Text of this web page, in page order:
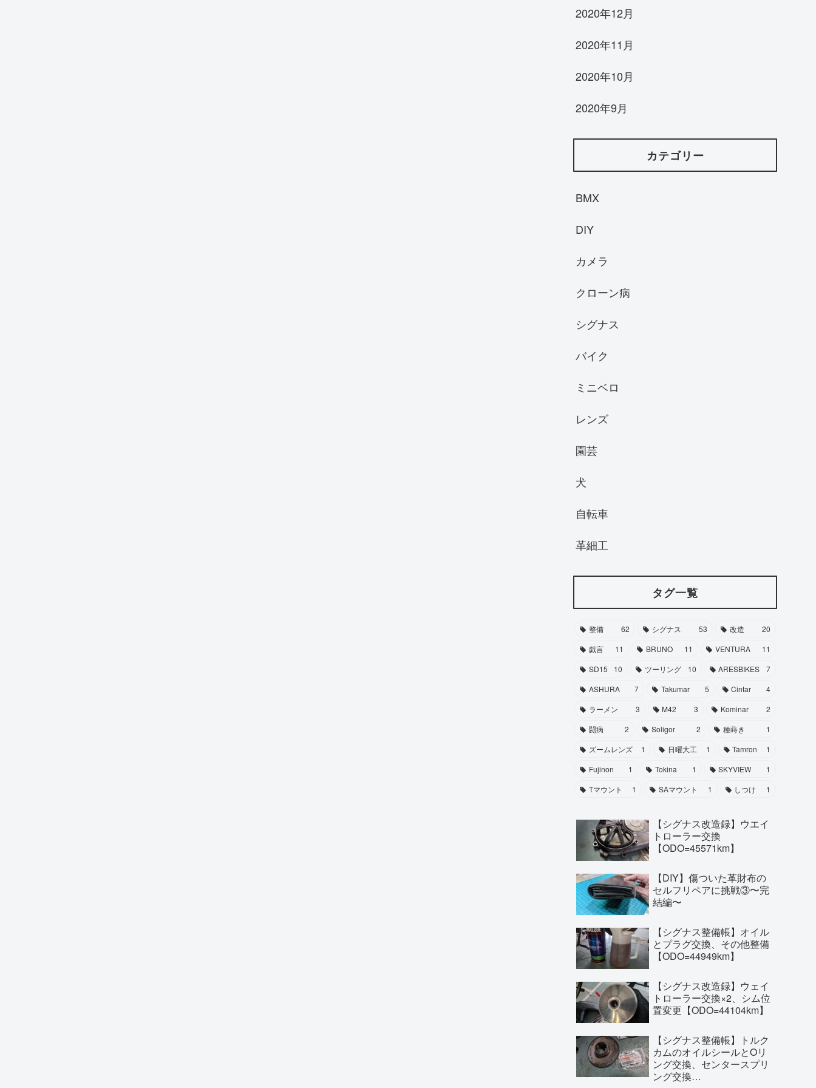
2020年12月
2020年11月
2020年10月
2020年9月
カテゴリー
BMX
DIY
カメラ
クローン病
シグナス
バイク
ミニベロ
レンズ
園芸
犬
自転車
革細工
タグ一覧
整備 62 シグナス 53 改造
20
戯言
11 BRUNO 11 VENTURA
11
SD15
10 ツーリング 10 ARESBIKES
7
ASHURA
7 Takumar 5 Cintar
4
ラーメン
3 M42 3 Kominar
2
闘病
2 Soligor 2 種蒔き
1
ズームレンズ
1 日曜大工 1 Tamron
1
Fujinon
1 Tokina 1 SKYVIEW
1
Tマウント
1 SAマウント 1 しつけ 1
【シグナス改造録】ウエイ
トローラー交換
【ODO=45571km】
【DIY】傷ついた革財布の
セルフリペアに挑戦③〜完
結編〜
【シグナス整備帳】オイル
とプラグ交換、その他整備
【ODO=44949km】
【シグナス改造録】ウェイ
トローラー交換×2、シム位
置変更【ODO=44104km】
【シグナス整備帳】トルク
カムのオイルシールとOリ
ング交換、センタースプリ
ング交換